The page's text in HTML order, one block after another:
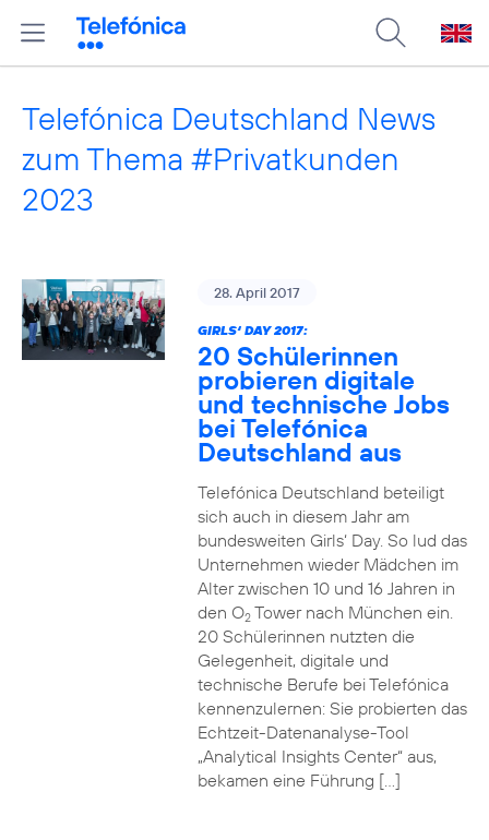
Telefónica Deutschland News
zum Thema #Privatkunden
2023
28. April 2017
GIRLS‘ DAY 2017:
20 Schülerinnen
probieren digitale
und technische Jobs
bei Telefónica
Deutschland aus
Telefónica Deutschland beteiligt
sich auch in diesem Jahr am
bundesweiten Girls‘ Day. So lud das
Unternehmen wieder Mädchen im
Alter zwischen 10 und 16 Jahren in
den O2Tower nach München ein.
20 Schülerinnen nutzten die
Gelegenheit, digitale und
technische Berufe bei Telefónica
kennenzulernen: Sie probierten das
Echtzeit-Datenanalyse-Tool
„Analytical Insights Center“ aus,
bekamen eine Führung […]